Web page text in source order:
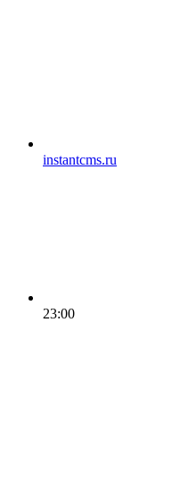
instantcms.ru
23:00